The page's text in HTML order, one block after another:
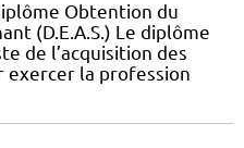
Obtention du
(D.E.A.S.) Le diplôme
de l’acquisition des
exercer la profession